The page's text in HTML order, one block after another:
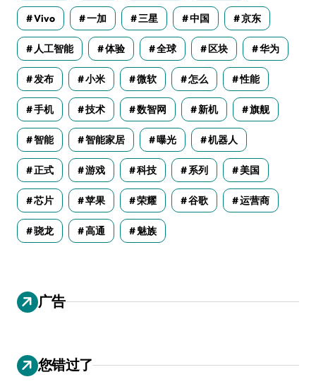
Vivo 一加 三星 中国 京东
人工智能 体验 全球 区块 华为
发布 小米 微软 怎么 性能
手机 技术 数智网 新机 旗舰
智能 智能家居 曝光 机器人
正式 游戏 科技 系列 美国
芯片 苹果 荣耀 谷歌 运营商
骁龙 高通 魅族
广告
您错过了